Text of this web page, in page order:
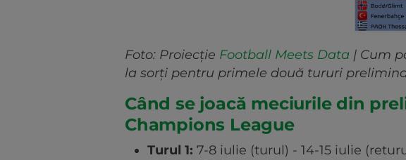
Foto: Proiecție Football Meets Data | Cum
la sorți pentru primele două tururi
Când se joacă meciurile din
Champions League
Turul 1: 7-8 iulie (turul) - 14-15 iulie